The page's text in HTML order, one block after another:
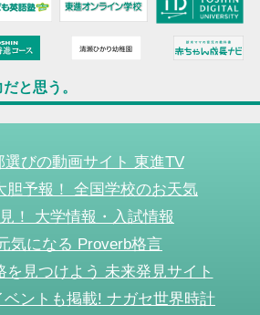
と思う。
選びの動画サイト 東進TV
胆予報！ 全国学校のお天気
！ 大学情報・入試情報
気になる Proverb格言
を見つけよう 未来発見サイト
ベントも掲載! ナガセ世界時計